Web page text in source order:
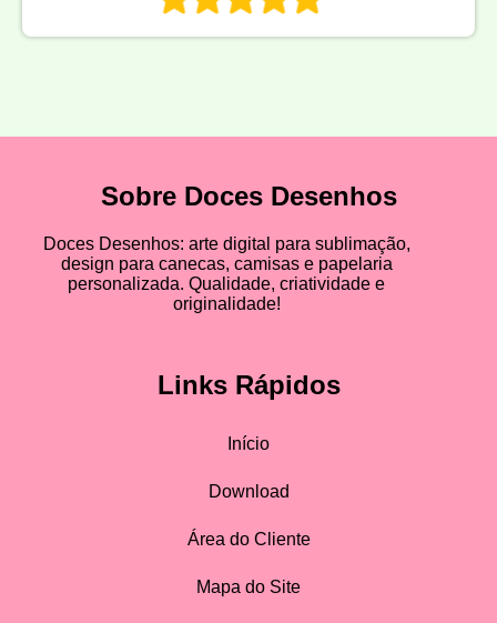
Sobre Doces Desenhos
Doces Desenhos: arte digital para sublimação,
design para canecas, camisas e papelaria
personalizada. Qualidade, criatividade e
originalidade!
Links Rápidos
Início
Download
Área do Cliente
Mapa do Site